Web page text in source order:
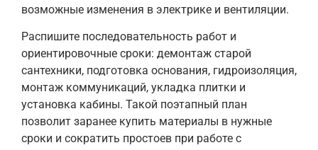
возможные изменения в электрике и вентиляции.
Распишите последовательность работ и
ориентировочные сроки: демонтаж старой
сантехники, подготовка основания, гидроизоляция,
монтаж коммуникаций, укладка плитки и
установка кабины. Такой поэтапный план
позволит заранее купить материалы в нужные
сроки и сократить простоев при работе с